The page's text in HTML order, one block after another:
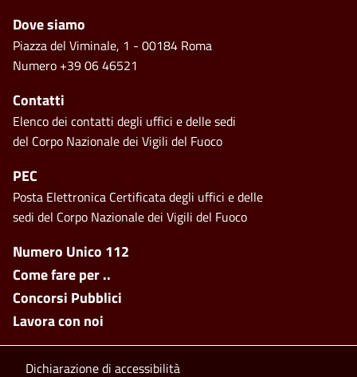
Footer side menu
Numero Unico 112
Come fare per ..
Concorsi Pubblici
Lavora con noi
Footer
Dove siamo
Piazza del Viminale, 1 - 00184 Roma
Numero +39 06 46521
Contatti
Elenco dei contatti degli uffici e delle sedi
del Corpo Nazionale dei Vigili del Fuoco
PEC
Posta Elettronica Certificata degli uffici e delle
sedi del Corpo Nazionale dei Vigili del Fuoco
Dichiarazione di accessibilità